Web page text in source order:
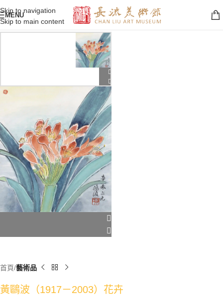
Skip to navigation
Skip to main content
MENU
首頁 藝術品
黃鷗波（1917－2003）花卉